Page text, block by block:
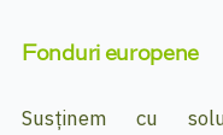
Fonduri europene
Susținem cu